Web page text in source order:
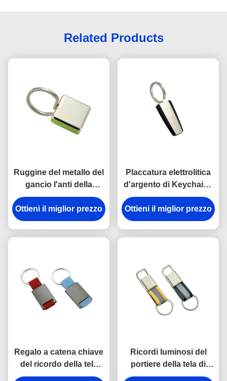
Related Products
Ruggine del metallo del
gancio l'anti della
catena chiave della
rottura in lega di zinco
del supporto ha inciso
Ottieni il miglior prezzo
Placcatura elettrolitica
d'argento di Keychains
del portiere di plastica
del metallo dell'ABS del
trapezio
Ottieni il miglior prezzo
Regalo a catena chiave
del ricordo della tela
dell'incisione laser del
Ricordi luminosi del
portiere della tela di
spessore dei